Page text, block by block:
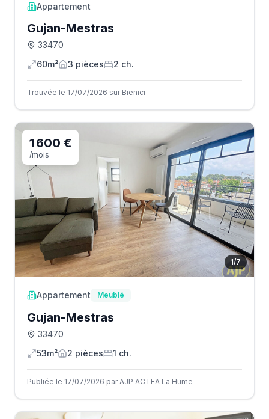
Appartement
Gujan-Mestras
33470
60m²
3 pièces 2 ch.
Trouvée le 17/07/2026 sur Bienici
1/7
1 600 €
/mois
Appartement Meublé
Gujan-Mestras
33470
53m²
2 pièces 1 ch.
Publiée le 17/07/2026 par AJP ACTEA La Hume